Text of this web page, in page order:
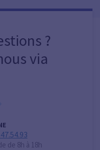
?
via
de 8h à 18h